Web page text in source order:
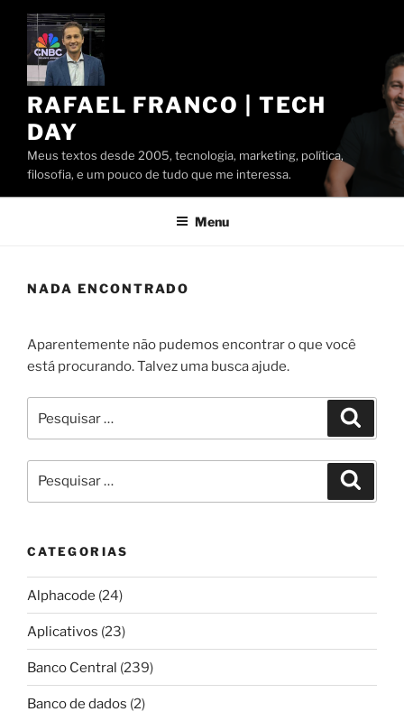
Pular
conteúdo
RAFAEL FRANCO | TECH
DAY
Meus textos desde 2005, tecnologia, marketing, política,
filosofia, e um pouco de tudo que me interessa.
Menu
NADA ENCONTRADO
Aparentemente não pudemos encontrar o que você
está procurando. Talvez uma busca ajude.
por:
por:
CATEGORIAS
Alphacode (24)
Aplicativos (23)
Banco Central (239)
Banco de dados (2)